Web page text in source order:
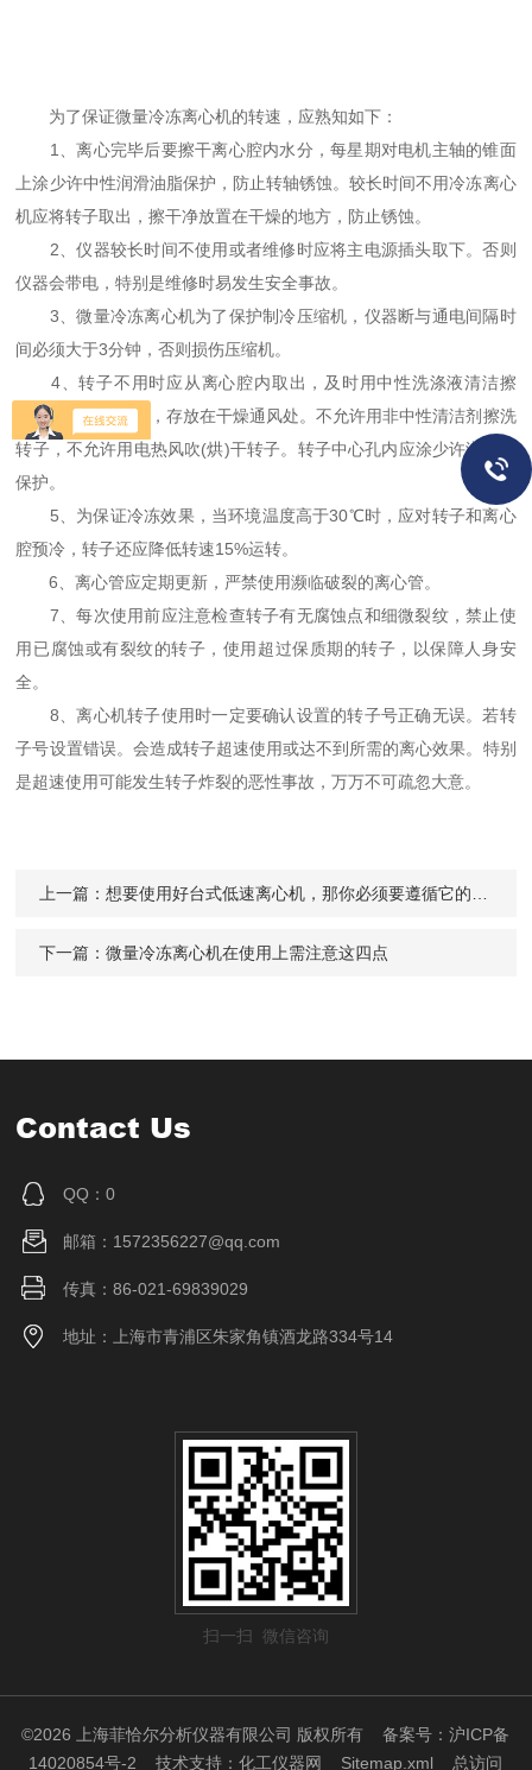
为了保证微量冷冻离心机的转速，应熟知如下：
1、离心完毕后要擦干离心腔内水分，每星期对电机主轴的锥面
上涂少许中性润滑油脂保护，防止转轴锈蚀。较长时间不用冷冻离心
机应将转子取出，擦干净放置在干燥的地方，防止锈蚀。
2、仪器较长时间不使用或者维修时应将主电源插头取下。否则
仪器会带电，特别是维修时易发生安全事故。
3、微量冷冻离心机为了保护制冷压缩机，仪器断与通电间隔时
间必须大于3分钟，否则损伤压缩机。
4、转子不用时应从离心腔内取出，及时用中性洗涤液清洁擦
干，防止化学腐蚀，存放在干燥通风处。不允许用非中性清洁剂擦洗
转子，不允许用电热风吹(烘)干转子。转子中心孔内应涂少许润滑脂
保护。
5、为保证冷冻效果，当环境温度高于30℃时，应对转子和离心
腔预冷，转子还应降低转速15%运转。
6、离心管应定期更新，严禁使用濒临破裂的离心管。
7、每次使用前应注意检查转子有无腐蚀点和细微裂纹，禁止使
用已腐蚀或有裂纹的转子，使用超过保质期的转子，以保障人身安
全。
8、离心机转子使用时一定要确认设置的转子号正确无误。若转
子号设置错误。会造成转子超速使用或达不到所需的离心效果。特别
是超速使用可能发生转子炸裂的恶性事故，万万不可疏忽大意。
上一篇：想要使用好台式低速离心机，那你必须要遵循它的操作规程
下一篇：微量冷冻离心机在使用上需注意这四点
Contact Us
QQ：0
邮箱：1572356227@qq.com
传真：86-021-69839029
地址：上海市青浦区朱家角镇酒龙路334号14
扫一扫 微信咨询
©2026 上海菲恰尔分析仪器有限公司 版权所有备案号：沪ICP备
14020854号-2 技术支持：化工仪器网 Sitemap.xml 总访问